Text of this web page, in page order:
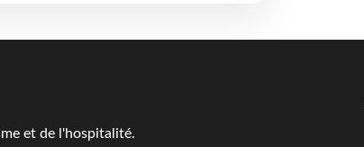
et de l'hospitalité.